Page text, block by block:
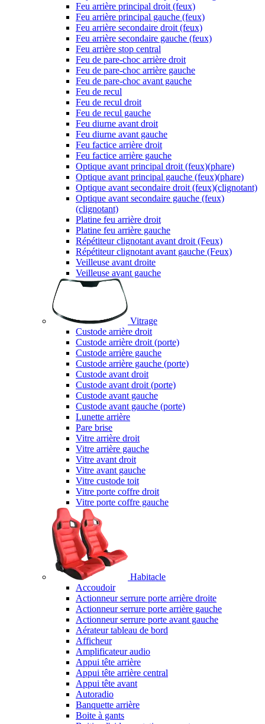
Feu arrière principal droit (feux)
Feu arrière principal gauche (feux)
Feu arrière secondaire droit (feux)
Feu arrière secondaire gauche (feux)
Feu arrière stop central
Feu de pare-choc arrière droit
Feu de pare-choc arrière gauche
Feu de pare-choc avant gauche
Feu de recul
Feu de recul droit
Feu de recul gauche
Feu diurne avant droit
Feu diurne avant gauche
Feu factice arrière droit
Feu factice arrière gauche
Optique avant principal droit (feux)(phare)
Optique avant principal gauche (feux)(phare)
Optique avant secondaire droit (feux)(clignotant)
Optique avant secondaire gauche (feux)
(clignotant)
Platine feu arrière droit
Platine feu arrière gauche
Répétiteur clignotant avant droit (Feux)
Répétiteur clignotant avant gauche (Feux)
Veilleuse avant droite
Veilleuse avant gauche
Vitrage
Custode arrière droit
Custode arrière droit (porte)
Custode arrière gauche
Custode arrière gauche (porte)
Custode avant droit
Custode avant droit (porte)
Custode avant gauche
Custode avant gauche (porte)
Lunette arrière
Pare brise
Vitre arrière droit
Vitre arrière gauche
Vitre avant droit
Vitre avant gauche
Vitre custode toit
Vitre porte coffre droit
Vitre porte coffre gauche
Habitacle
Accoudoir
Actionneur serrure porte arrière droite
Actionneur serrure porte arrière gauche
Actionneur serrure porte avant gauche
Aérateur tableau de bord
Afficheur
Amplificateur audio
Appui tête arrière
Appui tête arrière central
Appui tête avant
Autoradio
Banquette arrière
Boite à gants